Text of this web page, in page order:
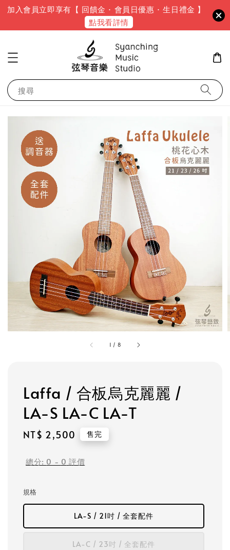
加入會員立即享有【 回饋金 · 會員日優惠 · 生日禮金 】
點我看詳情
搜尋
1 / 8
Laffa / 合板烏克麗麗 /
LA-S LA-C LA-T
Regular
NT$ 2,500 售完
總分: 0 - 0 評價
規格
LA-S / 21吋 / 全套配件
LA-C / 23吋 / 全套配件